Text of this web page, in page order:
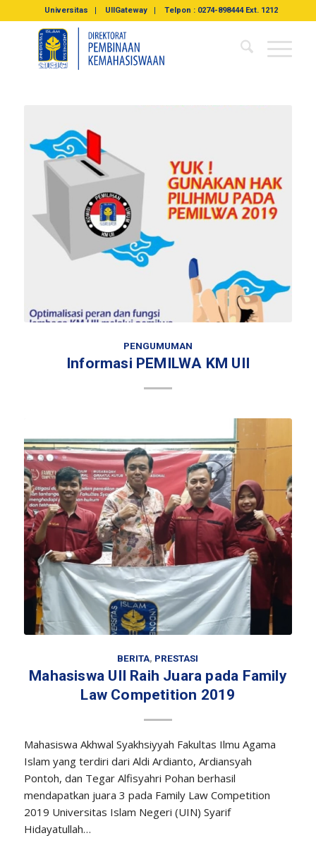
Universitas UIIGateway Telpon : 0274-898444 Ext. 1212
PENGUMUMAN
Informasi PEMILWA KM UII
BERITA, PRESTASI
Mahasiswa UII Raih Juara pada Family
Law Competition 2019
Mahasiswa Akhwal Syakhsiyyah Fakultas Ilmu Agama
Islam yang terdiri dari Aldi Ardianto, Ardiansyah
Pontoh, dan Tegar Alfisyahri Pohan berhasil
mendapatkan juara 3 pada Family Law Competition
2019 Universitas Islam Negeri (UIN) Syarif
Hidayatullah…